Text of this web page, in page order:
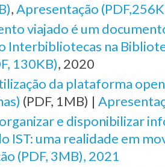
,Apresentação
viajado é um
Interbibliotecas na
130KB), 2020
da plataforma
(PDF, 1MB) |
e disponibilizar
IST: uma realidade em
(PDF, 3MB), 2021